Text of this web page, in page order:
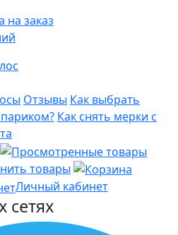
на заказ
Отзывы Как выбрать
Как снять мерки с
товары
Личный кабинет